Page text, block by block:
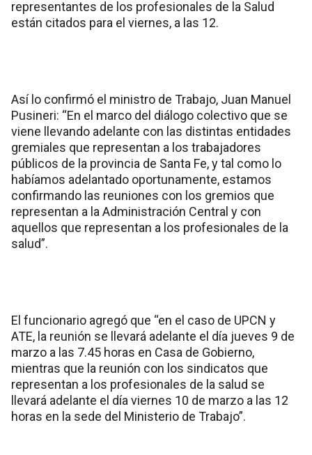
representantes de los profesionales de la Salud
están citados para el viernes, a las 12.
Así lo confirmó el ministro de Trabajo, Juan Manuel
Pusineri: “En el marco del diálogo colectivo que se
viene llevando adelante con las distintas entidades
gremiales que representan a los trabajadores
públicos de la provincia de Santa Fe, y tal como lo
habíamos adelantado oportunamente, estamos
confirmando las reuniones con los gremios que
representan a la Administración Central y con
aquellos que representan a los profesionales de la
salud”.
El funcionario agregó que “en el caso de UPCN y
ATE, la reunión se llevará adelante el día jueves 9 de
marzo a las 7.45 horas en Casa de Gobierno,
mientras que la reunión con los sindicatos que
representan a los profesionales de la salud se
llevará adelante el día viernes 10 de marzo a las 12
horas en la sede del Ministerio de Trabajo”.